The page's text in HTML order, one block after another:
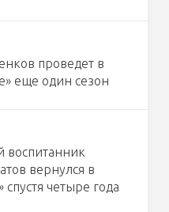
проведет в
еще один сезон
воспитанник
вернулся в
спустя четыре года